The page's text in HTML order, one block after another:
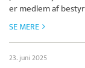
er medlem af
SE MERE
23. juni 2025